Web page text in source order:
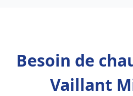
Besoin de
Vaillant